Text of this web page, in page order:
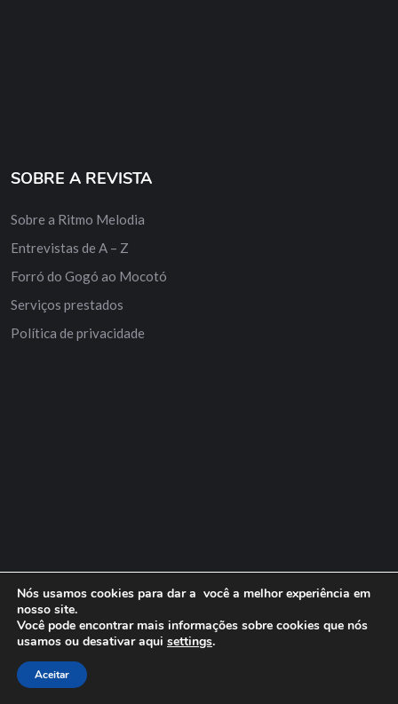
SOBRE A REVISTA
Sobre a Ritmo Melodia
Entrevistas de A – Z
Forró do Gogó ao Mocotó
Serviços prestados
Política de privacidade
Nós usamos cookies para dar a você a melhor experiência em
nosso site.
Você pode encontrar mais informações sobre cookies que nós
usamos ou desativar aqui settings.
Aceitar